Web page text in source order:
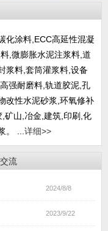
涂料,ECC高延性混凝
,微膨胀水泥注浆料,道
浆料,套筒灌浆料,设备
强耐磨料,轨道胶泥,孔
改性水泥砂浆,环氧修补
矿山,冶金,建筑,印刷,化
。 ... 详细>>
流
2024/8/8
2023/9/22